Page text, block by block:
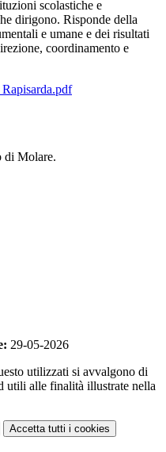
scolastiche e
dirigono. Risponde della
e umane e dei risultati
coordinamento e
di Molare.
29-05-2026
utilizzati si avvalgono di
utili alle finalità illustrate nella
Accetta tutti i cookies